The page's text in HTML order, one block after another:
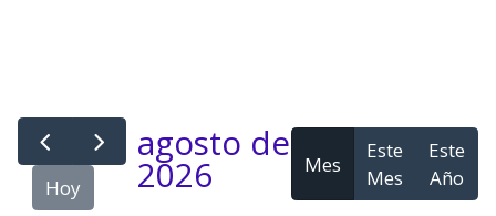
Hoy
agosto de
2026 Mes
Este
Mes
Este
Año